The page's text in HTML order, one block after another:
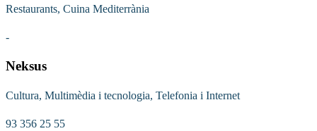
Restaurants, Cuina Mediterrània
-
Neksus
Cultura, Multimèdia i tecnologia, Telefonia i Internet
93 356 25 55